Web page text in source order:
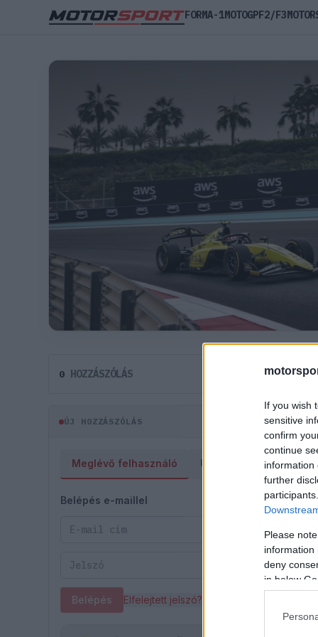
If you wish
sensitive
confirm
continue
information
further
Please
information
deny
in below
0 HOZZÁSZÓLÁS
ÚJ HOZZÁSZÓLÁS
Meglévő felhasználó Új felhasználó
Belépés e-maillel
Belépés Elfelejtett jelszó?
FORMA-1MOTOGPF2/F3